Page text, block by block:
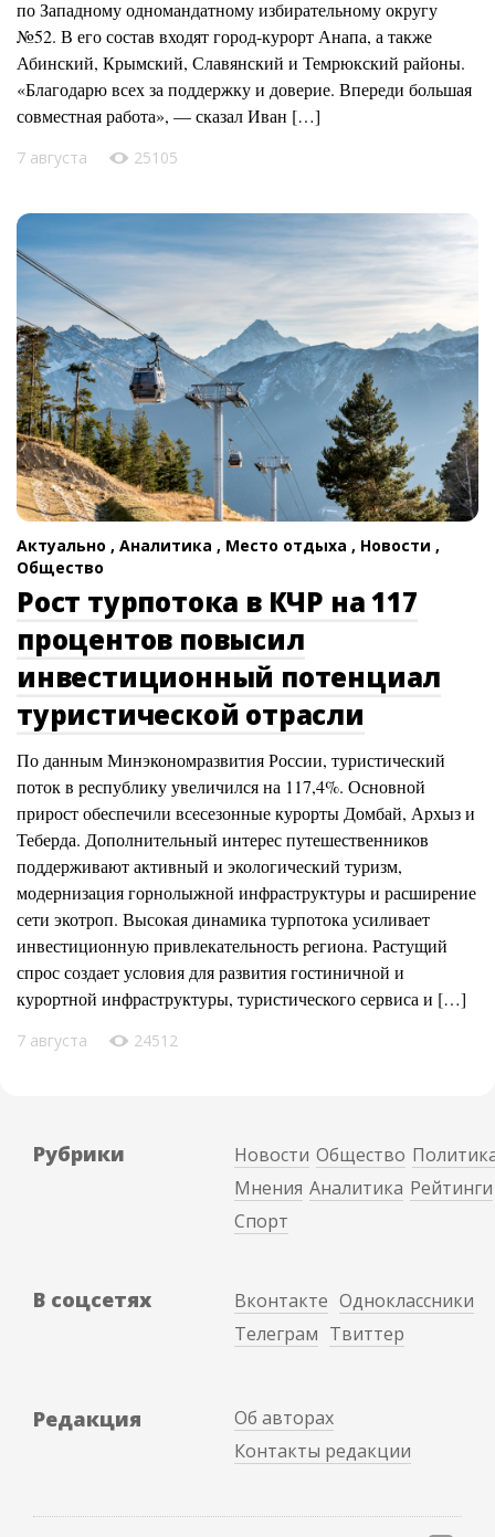
по Западному одномандатному избирательному округу
№52. В его состав входят город-курорт Анапа, а также
Абинский, Крымский, Славянский и Темрюкский районы.
«Благодарю всех за поддержку и доверие. Впереди большая
совместная работа», — сказал Иван […]
7 августа 25105
Актуально , Аналитика , Место отдыха , Новости ,
Общество
Рост турпотока в КЧР на 117
процентов повысил
инвестиционный потенциал
туристической отрасли
По данным Минэкономразвития России, туристический
поток в республику увеличился на 117,4%. Основной
прирост обеспечили всесезонные курорты Домбай, Архыз и
Теберда. Дополнительный интерес путешественников
поддерживают активный и экологический туризм,
модернизация горнолыжной инфраструктуры и расширение
сети экотроп. Высокая динамика турпотока усиливает
инвестиционную привлекательность региона. Растущий
спрос создает условия для развития гостиничной и
курортной инфраструктуры, туристического сервиса и […]
7 августа 24512
Рубрики Новости Общество
Мнения Аналитика Рейтинги
Спорт
В соцсетях Вконтакте Одноклассники
Телеграм Твиттер
Редакция
Об авторах
Контакты редакции